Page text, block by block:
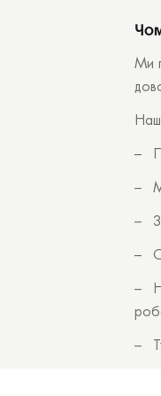
Ми
Наш
–
–
–
–
–
–